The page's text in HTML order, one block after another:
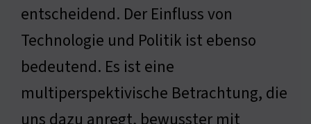
entscheidend. Der Einfluss von
Technologie und Politik ist ebenso
bedeutend. Es ist eine
multiperspektivische Betrachtung, die